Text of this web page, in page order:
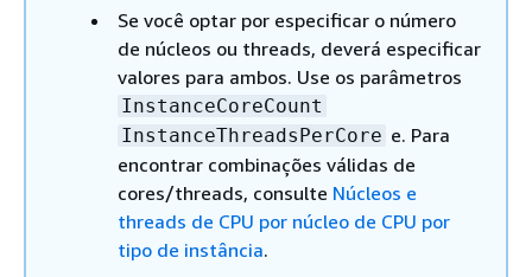
Se você optar por especificar o número
de núcleos ou threads, deverá especificar
valores para ambos. Use os parâmetros
InstanceCoreCount
InstanceThreadsPerCore e. Para
encontrar combinações válidas de
cores/threads, consulte Núcleos e
threads de CPU por núcleo de CPU por
tipo de instância.